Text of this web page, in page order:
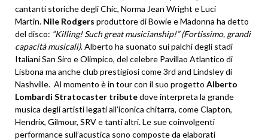
cantanti storiche degli Chic, Norma Jean Wright e Luci
Martin. Nile Rodgers produttore di Bowie e Madonna ha detto
del disco: “Killing! Such great musicianship!” (Fortissimo, grandi
capacità musicali). Alberto ha suonato sui palchi degli stadi
Italiani San Siro e Olimpico, del celebre Pavillao Atlantico di
Lisbona ma anche club prestigiosi come 3rd and Lindsley di
Nashville. Al momento è in tour con il suo progetto Alberto
Lombardi Stratocaster tributedove interpreta la grande
musica degli artisti legati all’iconica chitarra, come Clapton,
Hendrix, Gilmour, SRV e tanti altri. Le sue coinvolgenti
performance sull’acustica sono composte da elaborati